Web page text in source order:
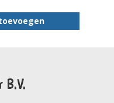
B.V.